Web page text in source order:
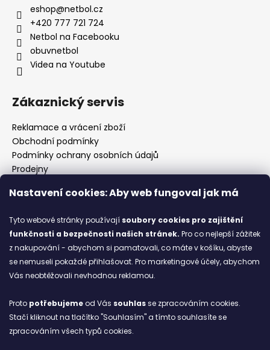
Nastavení cookies: Aby web fungoval jak má
Tyto webové stránky používají soubory cookies pro zajištění
funkčnosti a bezpečnosti našich stránek. Pro co nejlepší zážitek
z nakupování - abychom si pamatovali, co máte v košíku, abyste
se nemuseli pokaždé přihlašovat. Pro marketingové účely, abychom
Vás neobtěžovali nevhodnou reklamou.
Proto potřebujemeod Vás souhlasse zpracováním cookies.
Stačí kliknout na tlačítko "Souhlasím" a tímto souhlasíte se
zpracováním všech typů cookies.
eshop@netbol.cz
+420 777 721 724
Netbol na Facebooku
obuvnetbol
Videa na Youtube
Zákaznický servis
Reklamace a vrácení zboží
Obchodní podmínky
Podmínky ochrany osobních údajů
Prodejny
Značky
Blog
Ze starých bot staronové
ARCHIV